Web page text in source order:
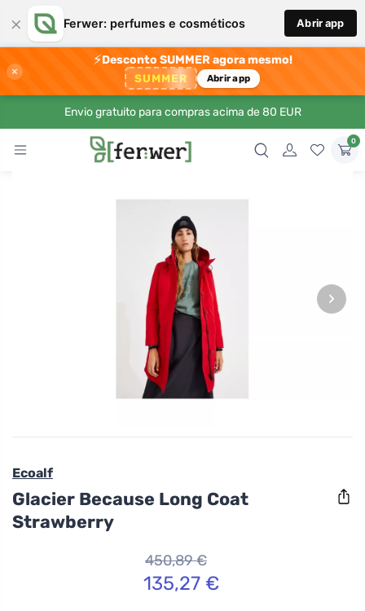
× Ferwer: perfumes e cosméticos Abrir app
×
⚡Desconto SUMMER agora mesmo!
SUMMER Abrir app
Envio gratuito para compras acima de 80 EUR
0
›
Ecoalf
Glacier Because Long Coat
Strawberry
450,89 €
135,27 €